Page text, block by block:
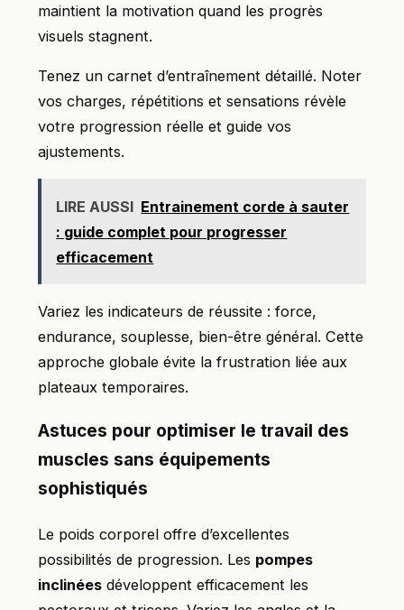
maintient la motivation quand les progrès
visuels stagnent.
Tenez un carnet d’entraînement détaillé. Noter
vos charges, répétitions et sensations révèle
votre progression réelle et guide vos
ajustements.
LIRE AUSSI Entrainement corde à sauter
: guide complet pour progresser
efficacement
Variez les indicateurs de réussite : force,
endurance, souplesse, bien-être général. Cette
approche globale évite la frustration liée aux
plateaux temporaires.
Astuces pour optimiser le travail des
muscles sans équipements
sophistiqués
Le poids corporel offre d’excellentes
possibilités de progression. Les pompes
inclinées développent efficacement les